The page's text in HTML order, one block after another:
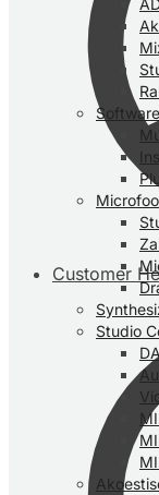
Customer
Software
Studio